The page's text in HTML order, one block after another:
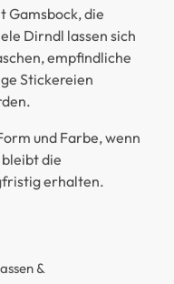
Gamsbock, die
Dirndl lassen sich
empfindliche
Stickereien
und Farbe, wenn
die
erhalten.
&